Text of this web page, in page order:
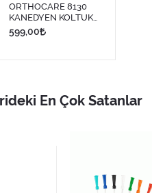
ORTHOCARE 8130
KANEDYEN KOLTUK
DEĞNEĞİ 1 ADET
KATLANIR ÖZELLİKTE
599,00
En Çok Satanlar